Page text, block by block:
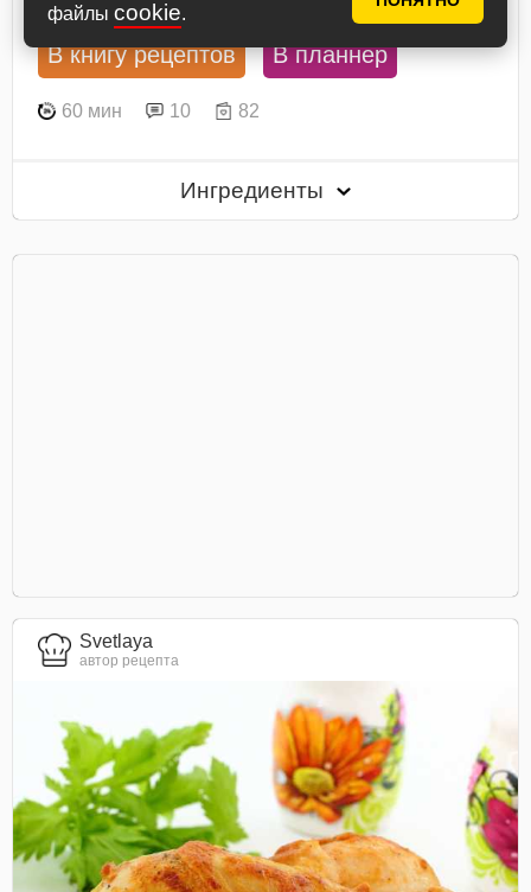
файлы cookie.
В книгу рецептов В планнер
60 мин 10 82
Ингредиенты
Svetlaya
автор рецепта